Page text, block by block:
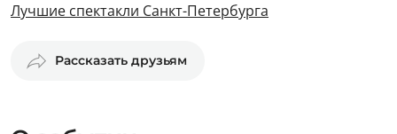
Лучшие спектакли Санкт-Петербурга
Рассказать друзьям